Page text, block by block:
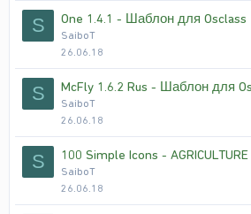
S One 1.4.1 - Шаблон для Osclass
SaiboT
26.06.18
S McFly 1.6.2 Rus - Шаблон для
SaiboT
26.06.18
S 100 Simple Icons - AGRICULTURE
SaiboT
26.06.18